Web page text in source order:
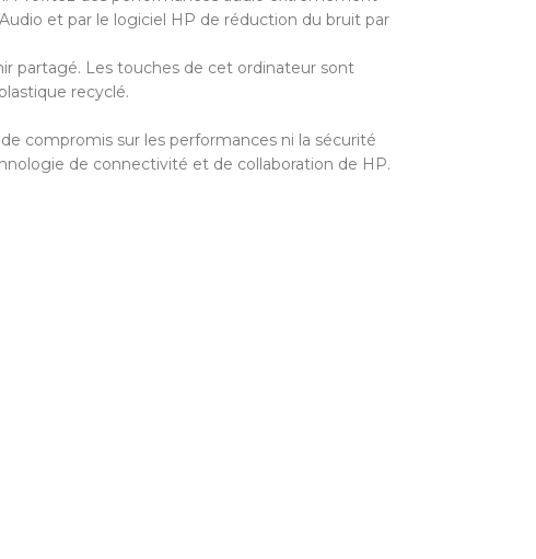
et par le logiciel HP de réduction du bruit par
partagé. Les touches de cet ordinateur sont
recyclé.
compromis sur les performances ni la sécurité
de connectivité et de collaboration de HP.